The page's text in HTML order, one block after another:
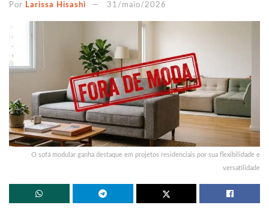
Por Larissa Hisashi 31/maio/2026
O sofá modular ganha destaque em projetos residenciais por sua flexibilidade e
versatilidade